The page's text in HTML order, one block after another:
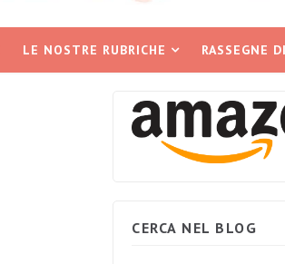
LE NOSTRE RUBRICHE RASSEGNE
CERCA NEL BLOG